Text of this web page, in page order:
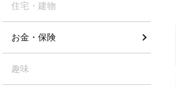
住宅・建物
お金・保険
趣味